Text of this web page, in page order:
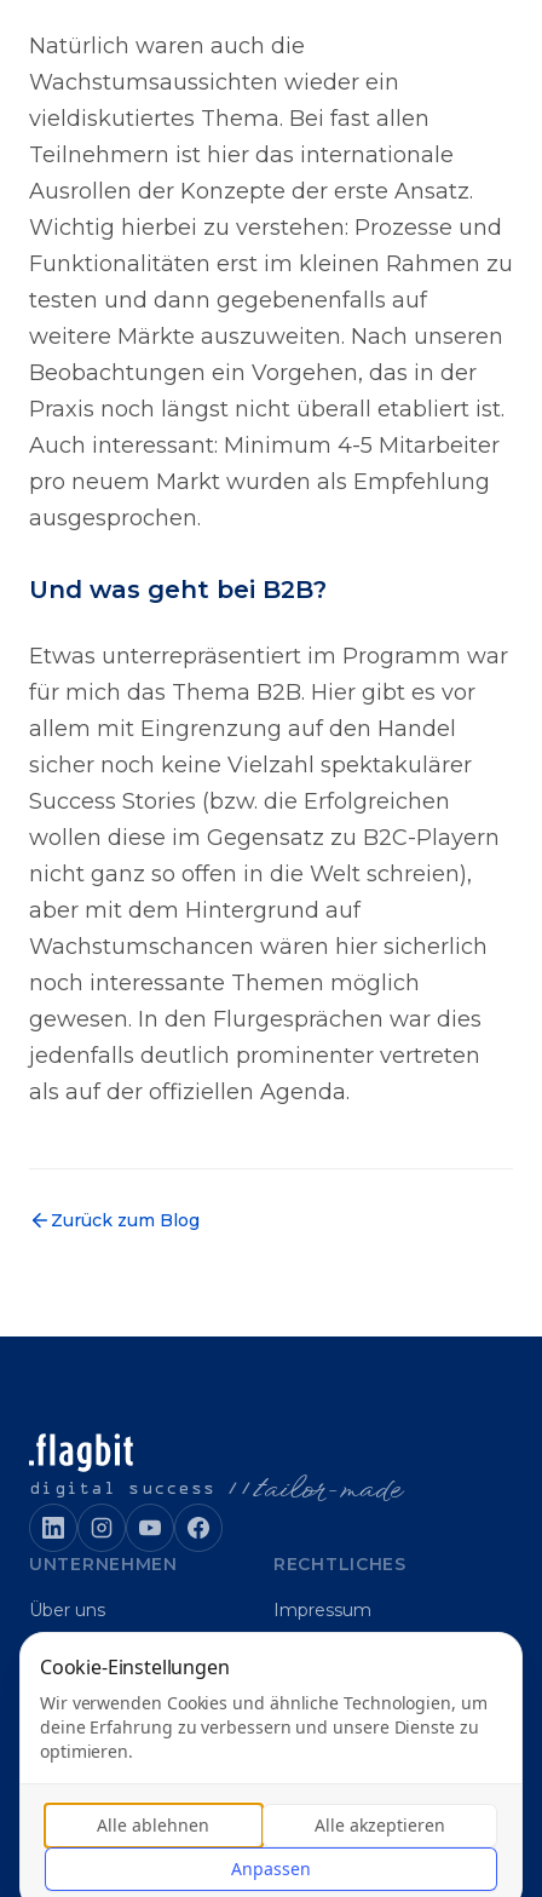
Natürlich waren auch die
Wachstumsaussichten wieder ein
vieldiskutiertes Thema. Bei fast allen
Teilnehmern ist hier das internationale
Ausrollen der Konzepte der erste Ansatz.
Wichtig hierbei zu verstehen: Prozesse und
Funktionalitäten erst im kleinen Rahmen zu
testen und dann gegebenenfalls auf
weitere Märkte auszuweiten. Nach unseren
Beobachtungen ein Vorgehen, das in der
Praxis noch längst nicht überall etabliert ist.
Auch interessant: Minimum 4-5 Mitarbeiter
pro neuem Markt wurden als Empfehlung
ausgesprochen.
Und was geht bei B2B?
Etwas unterrepräsentiert im Programm war
für mich das Thema B2B. Hier gibt es vor
allem mit Eingrenzung auf den Handel
sicher noch keine Vielzahl spektakulärer
Success Stories (bzw. die Erfolgreichen
wollen diese im Gegensatz zu B2C-Playern
nicht ganz so offen in die Welt schreien),
aber mit dem Hintergrund auf
Wachstumschancen wären hier sicherlich
noch interessante Themen möglich
gewesen. In den Flurgesprächen war dies
jedenfalls deutlich prominenter vertreten
als auf der offiziellen Agenda.
Zurück zum Blog
digital success //tailor-made
UNTERNEHMEN
Über uns
Digitalagentur Karlsruhe
RECHTLICHES
Impressum
© 2026 Flagbit GmbH & Co. KG
Cookie-Einstellungen
Cookie-Einstellungen
Wir verwenden Cookies und ähnliche Technologien, um
deine Erfahrung zu verbessern und unsere Dienste zu
optimieren.
Alle ablehnen
Alle akzeptieren
Anpassen